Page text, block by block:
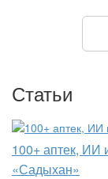
Статьи
100+ аптек, ИИ
«Садыхан»